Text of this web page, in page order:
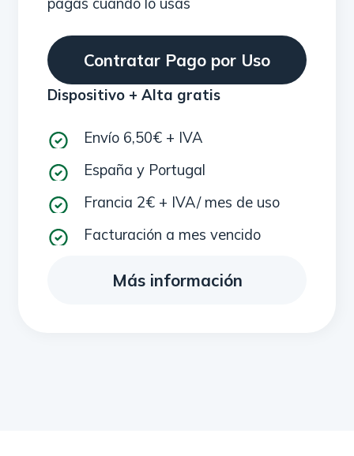
Contratar Pago por Uso
Dispositivo + Alta gratis
Envío 6,50€ + IVA
España y Portugal
Francia 2€ + IVA/ mes de uso
Facturación a mes vencido
Más información